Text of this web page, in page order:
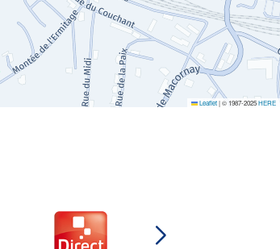
Leaflet|© 1987-2025HERE